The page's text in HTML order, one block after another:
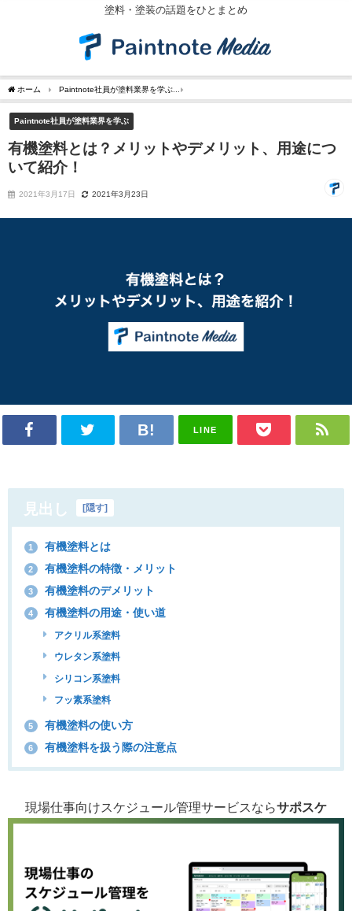
塗料・塗装の話題をひとまとめ
ホーム Paintnote社員が塗料業界を学ぶ
Paintnote社員が塗料業界を学ぶ
有機塗料とは？メリットやデメリット、用途につ
いて紹介！
2021年3月17日 2021年3月23日
LINE
見出し [隠す]
1 有機塗料とは
2 有機塗料の特徴・メリット
3 有機塗料のデメリット
4 有機塗料の用途・使い道
アクリル系塗料
ウレタン系塗料
シリコン系塗料
フッ素系塗料
5 有機塗料の使い方
6 有機塗料を扱う際の注意点
現場仕事向けスケジュール管理サービスならサポスケ